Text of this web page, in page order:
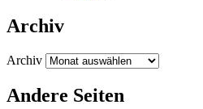
Archiv
Archiv
Andere Seiten